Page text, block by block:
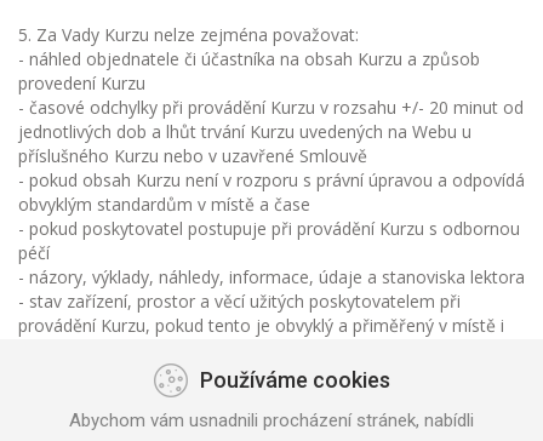
5. Za Vady Kurzu nelze zejména považovat:
- náhled objednatele či účastníka na obsah Kurzu a způsob
provedení Kurzu
- časové odchylky při provádění Kurzu v rozsahu +/- 20 minut od
jednotlivých dob a lhůt trvání Kurzu uvedených na Webu u
příslušného Kurzu nebo v uzavřené Smlouvě
- pokud obsah Kurzu není v rozporu s právní úpravou a odpovídá
obvyklým standardům v místě a čase
- pokud poskytovatel postupuje při provádění Kurzu s odbornou
péčí
- názory, výklady, náhledy, informace, údaje a stanoviska lektora
- stav zařízení, prostor a věcí užitých poskytovatelem při
provádění Kurzu, pokud tento je obvyklý a přiměřený v místě i
- výpadky elektrické energie (nezpůsobené poskytovatelem) či
dalších medií (nezpůsobené poskytovatelem) nutných či účelně
užívaných při realizaci Kurzu
Používáme cookies
Abychom vám usnadnili procházení stránek, nabídli